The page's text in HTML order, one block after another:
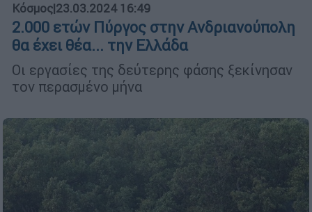
Κόσμος|23.03.2024 16:49
2.000 ετών Πύργος στην Ανδριανούπολη
θα έχει θέα... την Ελλάδα
Οι εργασίες της δεύτερης φάσης ξεκίνησαν
τον περασμένο μήνα